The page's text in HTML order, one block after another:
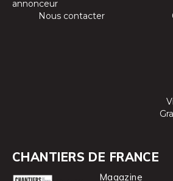
annonceur
Nous contacter
CHANTIERS DE FRANCE
Magazine